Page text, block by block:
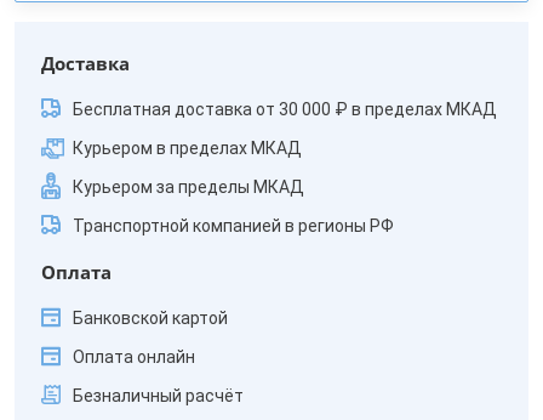
Доставка
Бесплатная доставка от 30 000 ₽ в пределах МКАД
Курьером в пределах МКАД
Курьером за пределы МКАД
Транспортной компанией в регионы РФ
Оплата
Банковской картой
Оплата онлайн
Безналичный расчёт